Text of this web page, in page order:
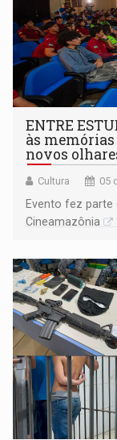
ENTRE
às
novos
Cultura 05
Evento fez parte
Cineamazônia